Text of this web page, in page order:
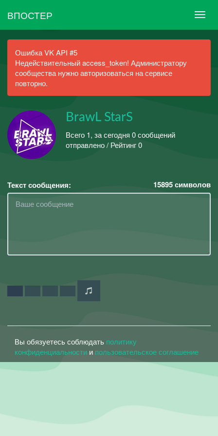
ВПОСТЕР
Ошибка VK API #5
Недействительный access_token! Администратору
сообщества нужно авторизоваться на сервисе
повторно.
BrawL StarS
Всего 1, за сегодня 0 сообщений
отправлено / Рейтинг 0
Текст сообщения: 15895символов
Вы обязуетесь соблюдать политику
конфиденциальности и пользовательское соглашение